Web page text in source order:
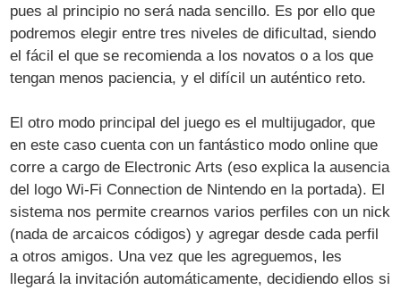
pues al principio no será nada sencillo. Es por ello que
podremos elegir entre tres niveles de dificultad, siendo
el fácil el que se recomienda a los novatos o a los que
tengan menos paciencia, y el difícil un auténtico reto.
El otro modo principal del juego es el multijugador, que
en este caso cuenta con un fantástico modo online que
corre a cargo de Electronic Arts (eso explica la ausencia
del logo Wi-Fi Connection de Nintendo en la portada). El
sistema nos permite crearnos varios perfiles con un nick
(nada de arcaicos códigos) y agregar desde cada perfil
a otros amigos. Una vez que les agreguemos, les
llegará la invitación automáticamente, decidiendo ellos si